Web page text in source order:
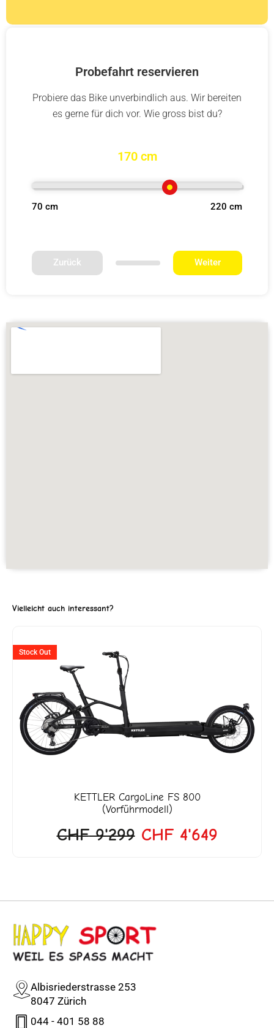
Probefahrt reservieren
Probiere das Bike unverbindlich aus. Wir bereiten
es gerne für dich vor. Wie gross bist du?
170 cm
70 cm 220 cm
Zurück Weiter
Vielleicht auch interessant?
Stock Out
KETTLERCargoLine FS 800
(Vorführmodell)
CHF9'299
CHF 9'299
CHF4'649
CHF
Albisriederstrasse 253
8047 Zürich
044 - 401 58 88